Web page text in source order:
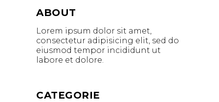
ABOUT
Lorem ipsum dolor sit amet,
consectetur adipisicing elit, sed do
eiusmod tempor incididunt ut
labore et dolore.
CATEGORIE